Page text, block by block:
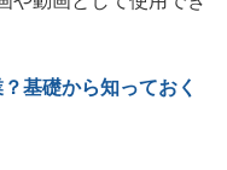
基礎から知っておく